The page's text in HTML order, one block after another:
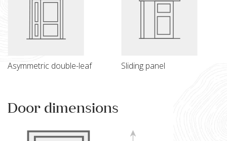
Asymmetric double-leaf Sliding panel
Door dimensions